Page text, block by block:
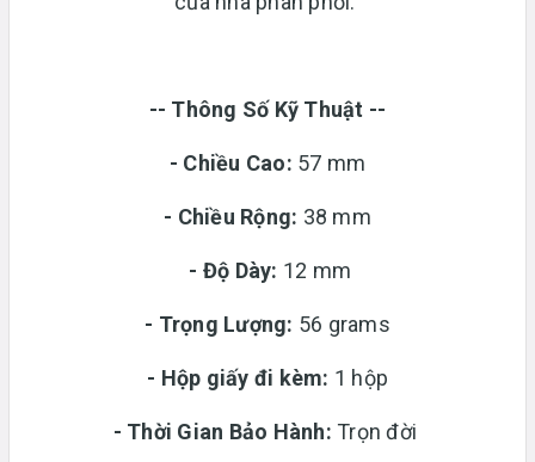
-- Thông Số Kỹ Thuật --
- Chiều Cao: 57 mm
- Chiều Rộng: 38 mm
- Độ Dày: 12 mm
- Trọng Lượng: 56 grams
- Hộp giấy đi kèm: 1 hộp
- Thời Gian Bảo Hành: Trọn đời